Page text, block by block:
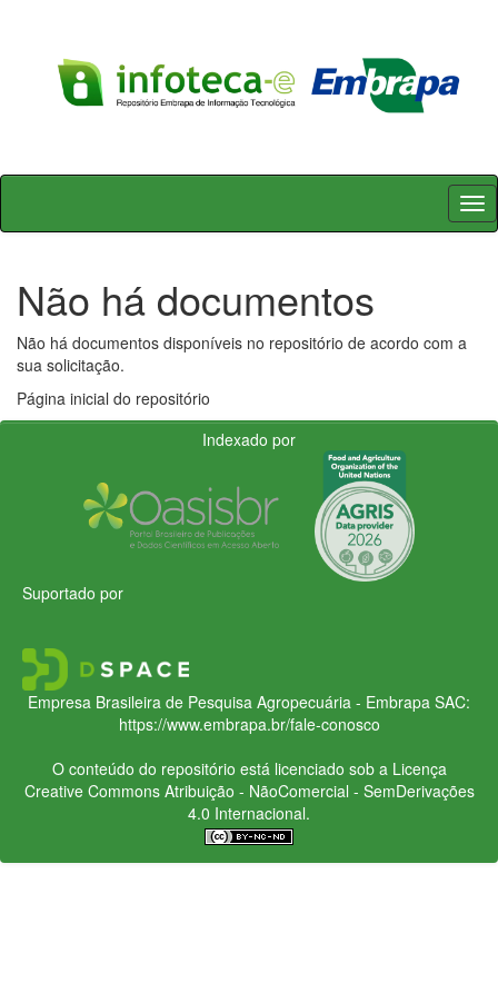
Skip
Não há documentos
Não há documentos disponíveis no repositório de acordo com a
sua solicitação.
Página inicial do repositório
Indexado por
Suportado por
Empresa Brasileira de Pesquisa Agropecuária - Embrapa SAC:
https://www.embrapa.br/fale-conosco
O conteúdo do repositório está licenciado sob a Licença
Creative CommonsAtribuição - NãoComercial - SemDerivações
4.0 Internacional.